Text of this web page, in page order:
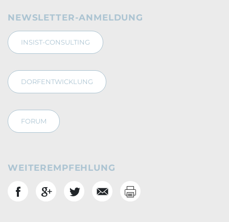
NEWSLETTER-ANMELDUNG
INSIST-CONSULTING
DORFENTWICKLUNG
FORUM
Social Bookmarks
WEITEREMPFEHLUNG
Drucken